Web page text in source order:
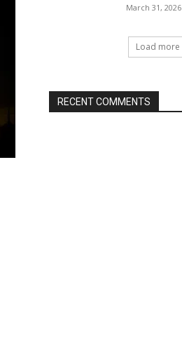
March 31, 2026
Load more
RECENT COMMENTS